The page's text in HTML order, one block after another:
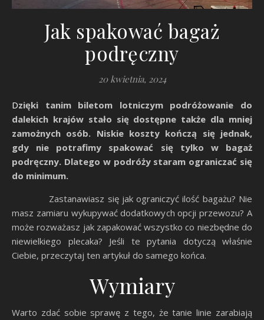
Jak spakować bagaż
podręczny
20 kwietnia, 2024
Dzięki tanim biletom lotniczym podróżowanie do
dalekich krajów stało się dostępne także dla mniej
zamożnych osób. Niskie koszty kończą się jednak,
gdy nie potrafimy spakować się tylko w bagaż
podręczny. Dlatego w podróży staram ograniczać się
do minimum.
Zastanawiasz się jak ograniczyć ilość bagażu? Nie
masz zamiaru wykupywać dodatkowych opcji przewozu? A
może rozważasz jak zapakować wszystko co niezbędne do
niewielkiego plecaka? Jeśli te pytania dotyczą właśnie
Ciebie, przeczytaj ten artykuł do samego końca.
Wymiary
Warto zdać sobie sprawę z tego, że tanie linie zarabiają